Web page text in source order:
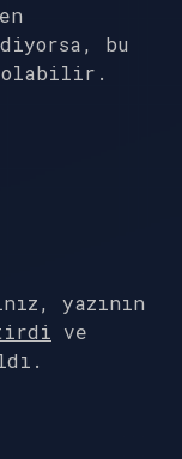
bu
yazının
ve